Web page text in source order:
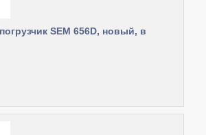
SEM 656D, новый, в